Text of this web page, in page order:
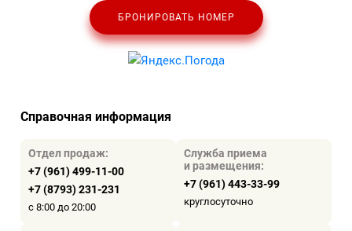
БРОНИРОВАТЬ НОМЕР
Справочная информация
Отдел продаж:
+7 (961) 499-11-00
+7 (8793) 231-231
с 8:00 до 20:00
Служба приема
и размещения:
+7 (961) 443-33-99
круглосуточно